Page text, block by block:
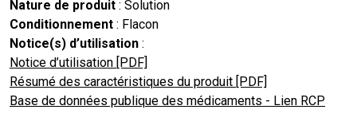
Nature de produit : Solution
Conditionnement : Flacon
Notice(s) d’utilisation :
Notice d’utilisation [PDF]
Résumé des caractéristiques du produit [PDF]
Base de données publique des médicaments - Lien RCP